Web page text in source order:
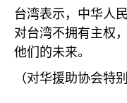
台湾表示，中华人
对台湾不拥有主权
他们的未来。
（对华援助协会特